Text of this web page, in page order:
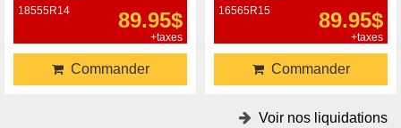
18555R14
89.95$
+taxes
Commander
16565R15
89.95$
+taxes
Commander
Voir nos liquidations